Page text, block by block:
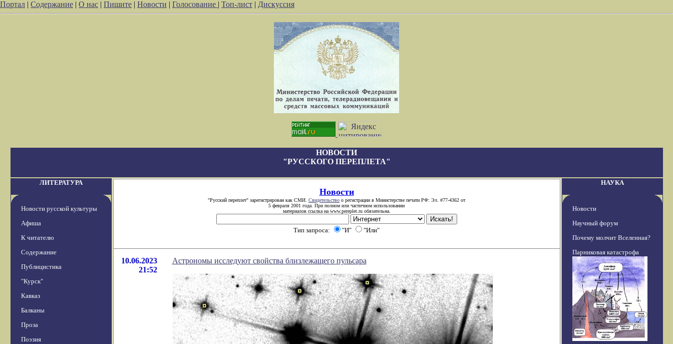
Портал | Содержание | О нас | Пишите | Новости | Голосование | Топ-лист | Дискуссия
НОВОСТИ
"РУССКОГО ПЕРЕПЛЕТА"
ЛИТЕРАТУРА
Новости русской культуры
Афиша
К читателю
Содержание
Публицистика
"Курск"
Кавказ
Балканы
Проза
Поэзия
Новости
"Русский переплет" зарегистрирован как СМИ. Свидетельство о регистрации в Министерстве печати РФ: Эл. #77-4362 от
5 февраля 2001 года. При полном или частичном использовании
материалов ссылка на www.pereplet.ru обязательна.
Тип запроса: "И" "Или"
10.06.2023
21:52
Астрономы исследуют свойства близлежащего пульсара
НАУКА
Новости
Научный форум
Почему молчит Вселенная?
Парниковая катастрофа